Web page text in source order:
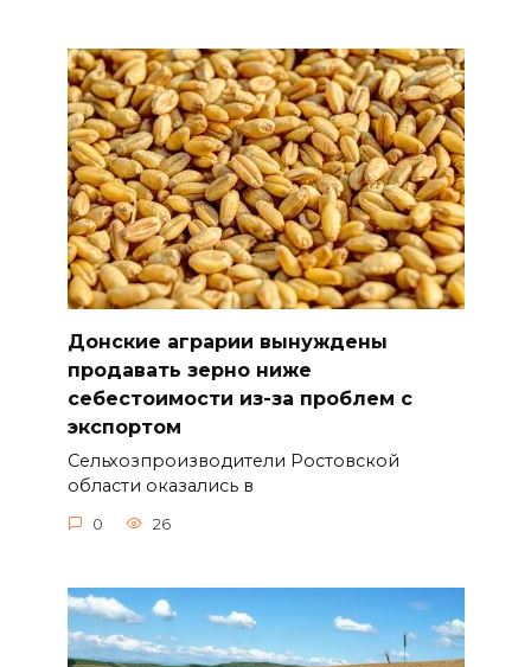
Донские аграрии вынуждены
продавать зерно ниже
себестоимости из-за проблем с
экспортом
Сельхозпроизводители Ростовской
области оказались в
0 26